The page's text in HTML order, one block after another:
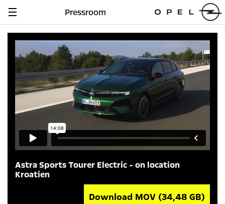
Navigation
Pressroom
Astra Sports Tourer Electric - on location
Kroatien
Download MOV (34,48 GB)